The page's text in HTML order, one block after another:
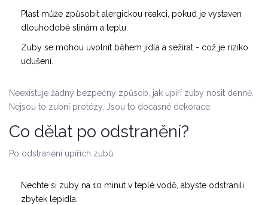
Plast může způsobit alergickou reakci, pokud je vystaven
dlouhodobě slinám a teplu.
Zuby se mohou uvolnit během jídla a sežírat - což je riziko
udušení.
Neexistuje žádný bezpečný způsob, jak upíří zuby nosit denně.
Nejsou to zubní protézy. Jsou to dočasné dekorace.
Co dělat po odstranění?
Po odstranění upířích zubů:
Nechte si zuby na 10 minut v teplé vodě, abyste odstranili
zbytek lepidla.